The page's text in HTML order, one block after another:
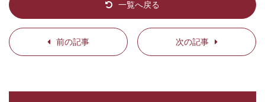
前の記事
一覧へ戻る
次の記事